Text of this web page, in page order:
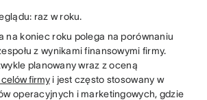
raz w roku.
na koniec roku polega na porównaniu
z wynikami finansowymi firmy.
planowany wraz z oceną
firmyi jest często stosowany w
operacyjnych i marketingowych, gdzie